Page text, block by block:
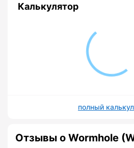
Калькулятор
полный
Отзывы о Wormhole